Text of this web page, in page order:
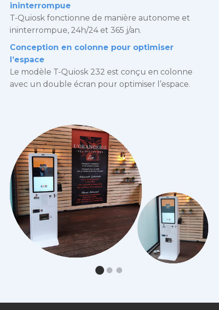
ininterrompue
T-Quiosk fonctionne de manière autonome et
ininterrompue, 24h/24 et 365 j/an.
Conception en colonne pour optimiser
l’espace
Le modèle T-Quiosk 232 est conçu en colonne
avec un double écran pour optimiser l’espace.